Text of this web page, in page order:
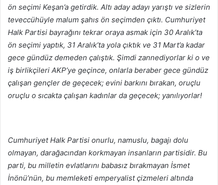
ön seçimi Keşan’a getirdik. Altı aday adayı yarıştı ve sizlerin
teveccühüyle malum şahıs ön seçimden çıktı. Cumhuriyet
Halk Partisi bayrağını tekrar oraya asmak için 30 Aralık’ta
ön seçimi yaptık, 31 Aralık’ta yola çıktık ve 31 Mart’a kadar
gece gündüz demeden çalıştık. Şimdi zannediyorlar ki o ve
iş birlikçileri AKP’ye geçince, onlarla beraber gece gündüz
çalışan gençler de geçecek; evini barkını bırakan, oruçlu
oruçlu o sıcakta çalışan kadınlar da geçecek; yanılıyorlar!
Cumhuriyet Halk Partisi onurlu, namuslu, bagajı dolu
olmayan, darağacından korkmayan insanların partisidir. Bu
parti, bu milletin evlatlarını babasız bırakmayan İsmet
İnönü’nün, bu memleketi emperyalist çizmeleri altında